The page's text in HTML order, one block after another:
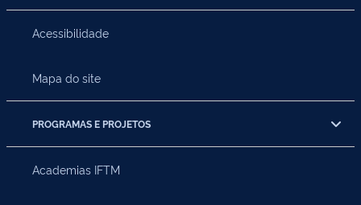
Acessibilidade
Mapa do site
PROGRAMAS E PROJETOS
Academias IFTM